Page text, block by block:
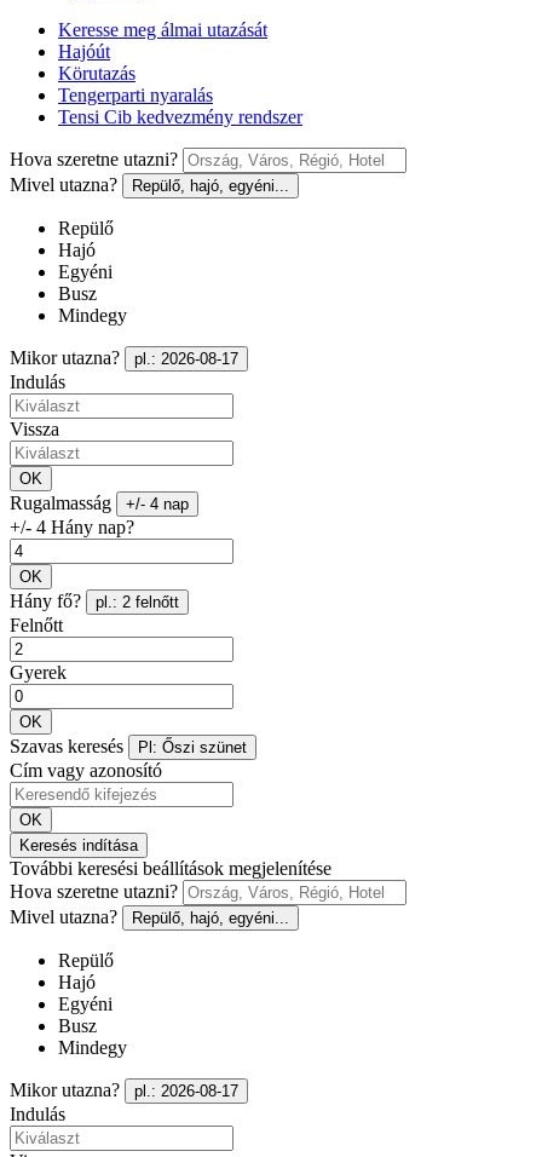
Keresse meg álmai utazását
Hajóút
Körutazás
Tengerparti nyaralás
Tensi Cib kedvezmény rendszer
Hova szeretne utazni?
Mivel utazna?
Repülő, hajó, egyéni...
Repülő
Hajó
Egyéni
Busz
Mindegy
Mikor utazna? pl.: 2026-08-17
Indulás
Vissza
OK
Rugalmasság +/- 4 nap
+/- 4 Hány nap?
OK
Hány fő? pl.: 2 felnőtt
Felnőtt
Gyerek
OK
Szavas keresés Pl: Őszi szünet
Cím vagy azonosító
OK
Keresés indítása
További keresési beállítások megjelenítése
Hova szeretne utazni?
Mivel utazna?
Repülő, hajó, egyéni...
Repülő
Hajó
Egyéni
Busz
Mindegy
Mikor utazna? pl.: 2026-08-17
Indulás